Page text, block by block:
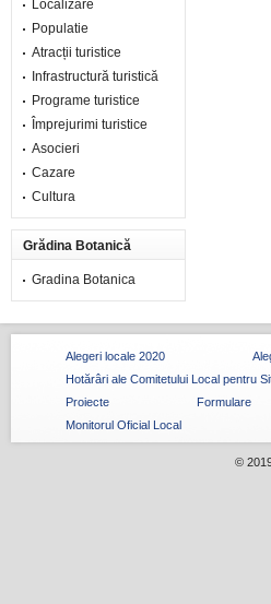
Localizare
Populatie
Atracții turistice
Infrastructură turistică
Programe turistice
Împrejurimi turistice
Asocieri
Cazare
Cultura
Grădina Botanică
Gradina Botanica
Alegeri locale 2020
Hotărâri ale Comitetului Local pentru
Proiecte
Formulare
Monitorul Oficial Local
©